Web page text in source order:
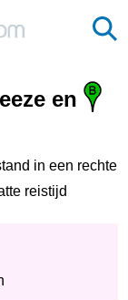
en
in een rechte
reistijd